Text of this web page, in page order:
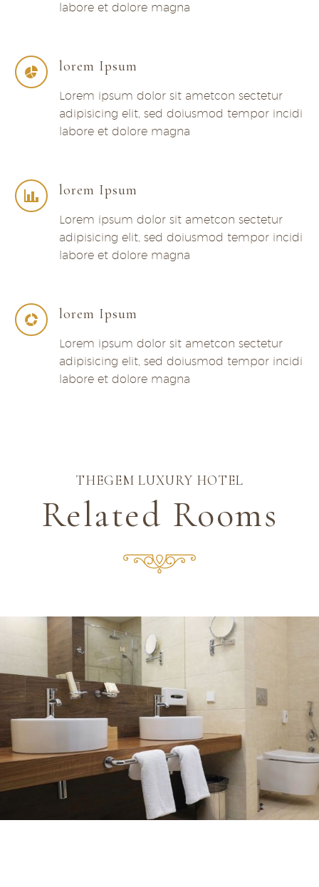
labore et dolore magna
lorem Ipsum
Lorem ipsum dolor sit ametcon sectetur
adipisicing elit, sed doiusmod tempor incidi
labore et dolore magna
lorem Ipsum
Lorem ipsum dolor sit ametcon sectetur
adipisicing elit, sed doiusmod tempor incidi
labore et dolore magna
lorem Ipsum
Lorem ipsum dolor sit ametcon sectetur
adipisicing elit, sed doiusmod tempor incidi
labore et dolore magna
THEGEM LUXURY HOTEL
Related Rooms